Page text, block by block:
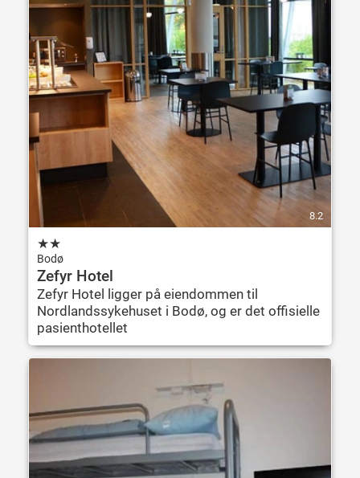
8.2
★★
Bodø
Zefyr Hotel
Zefyr Hotel ligger på eiendommen til
Nordlandssykehuset i Bodø, og er det offisielle
pasienthotellet